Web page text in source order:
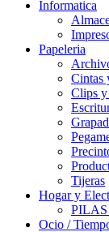
Informatica
Papeleria
Cintas
Clips y
Tijeras
Hogar y
Ocio /